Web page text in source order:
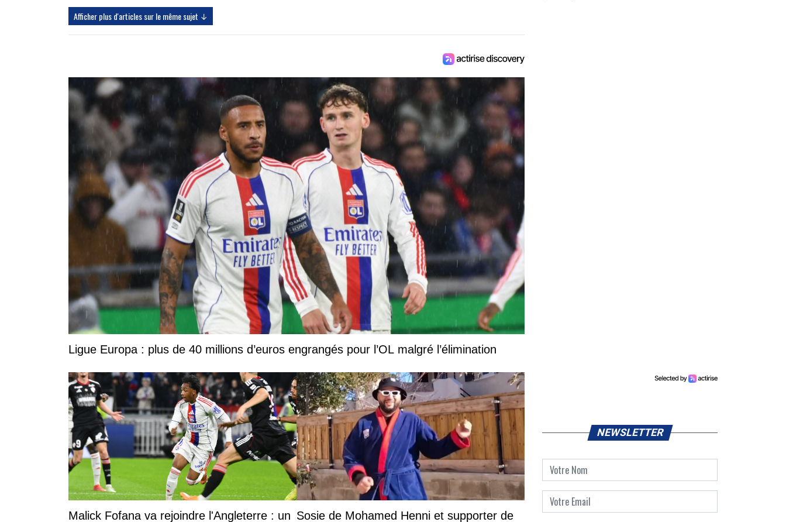
Afficher plus d'articles sur le même sujet ↓
Ligue Europa : plus de 40 millions d’euros engrangés pour l’OL malgré l’élimination
Malick Fofana va rejoindre l'Angleterre : un Sosie de Mohamed Henni et supporter de
NEWSLETTER